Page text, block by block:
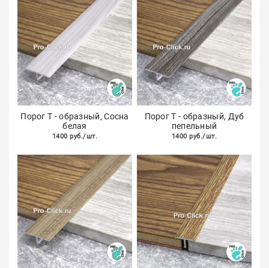
Порог Т - образный, Сосна
белая
1400 руб./шт.
Порог Т - образный, Дуб
пепельный
1400 руб./шт.